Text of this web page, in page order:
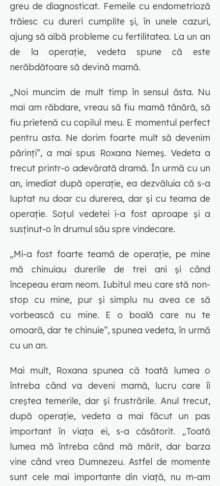
greu de diagnosticat. Femeile cu endometrioză
trăiesc cu dureri cumplite și, în unele cazuri,
ajung să aibă probleme cu fertilitatea. La un an
de la operație, vedeta spune că este
nerăbdătoare să devină mamă.
„Noi muncim de mult timp în sensul ăsta. Nu
mai am răbdare, vreau să fiu mamă tânără, să
fiu prietenă cu copilul meu. E momentul perfect
pentru asta. Ne dorim foarte mult să devenim
părinți”, a mai spus Roxana Nemeș. Vedeta a
trecut printr-o adevărată dramă. În urmă cu un
an, imediat după operație, ea dezvăluia că s-a
luptat nu doar cu durerea, dar și cu teama de
operație. Soțul vedetei i-a fost aproape și a
susținut-o în drumul său spre vindecare.
„Mi-a fost foarte teamă de operație, pe mine
mă chinuiau durerile de trei ani și când
începeau eram neom. Iubitul meu care stă non-
stop cu mine, pur și simplu nu avea ce să
vorbească cu mine. E o boală care nu te
omoară, dar te chinuie”, spunea vedeta, în urmă
cu un an.
Mai mult, Roxana spunea că toată lumea o
întreba când va deveni mamă, lucru care îi
creștea temerile, dar și frustrările. Anul trecut,
după operație, vedeta a mai făcut un pas
important în viața ei, s-a căsătorit. „Toată
lumea mă întreba când mă mărit, dar barza
vine când vrea Dumnezeu. Astfel de momente
sunt cele mai importante din viaţă, nu m-am